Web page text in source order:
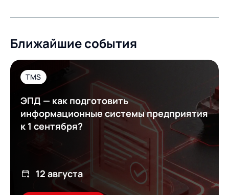
Ближайшие события
TMS
ЭПД — как подготовить
информационные системы предприятия
к 1 сентября?
12 августа